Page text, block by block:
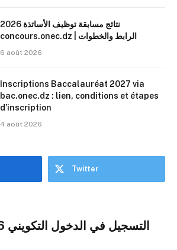
نتائج مسابقة توظيف الأساتذة 2026
concours.onec.dz | الرابط والخطوات
6 août 2026
Inscriptions Baccalauréat 2027 via
bac.onec.dz : lien, conditions et étapes
d’inscription
4 août 2026
Twitter